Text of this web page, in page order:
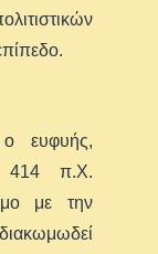
ευφυής,
414 π.Χ.
με την